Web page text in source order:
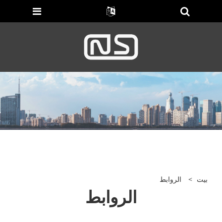
بيت > الروابط
الروابط